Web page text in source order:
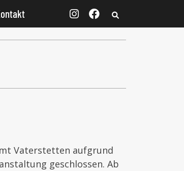
Vaterstetten aufgrund
geschlossen. Ab